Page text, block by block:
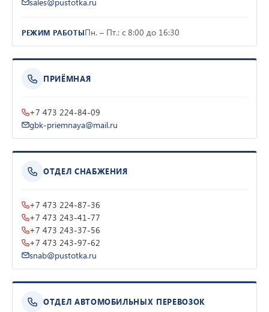
РЕЖИМ РАБОТЫПн. – Пт.: с 8:00 до 16:30
ПРИЁМНАЯ
+7 473 224-84-09
gbk-priemnaya@mail.ru
ОТДЕЛ СНАБЖЕНИЯ
+7 473 224-87-36
+7 473 243-41-77
+7 473 243-37-56
+7 473 243-97-62
snab@pustotka.ru
ОТДЕЛ АВТОМОБИЛЬНЫХ ПЕРЕВОЗОК